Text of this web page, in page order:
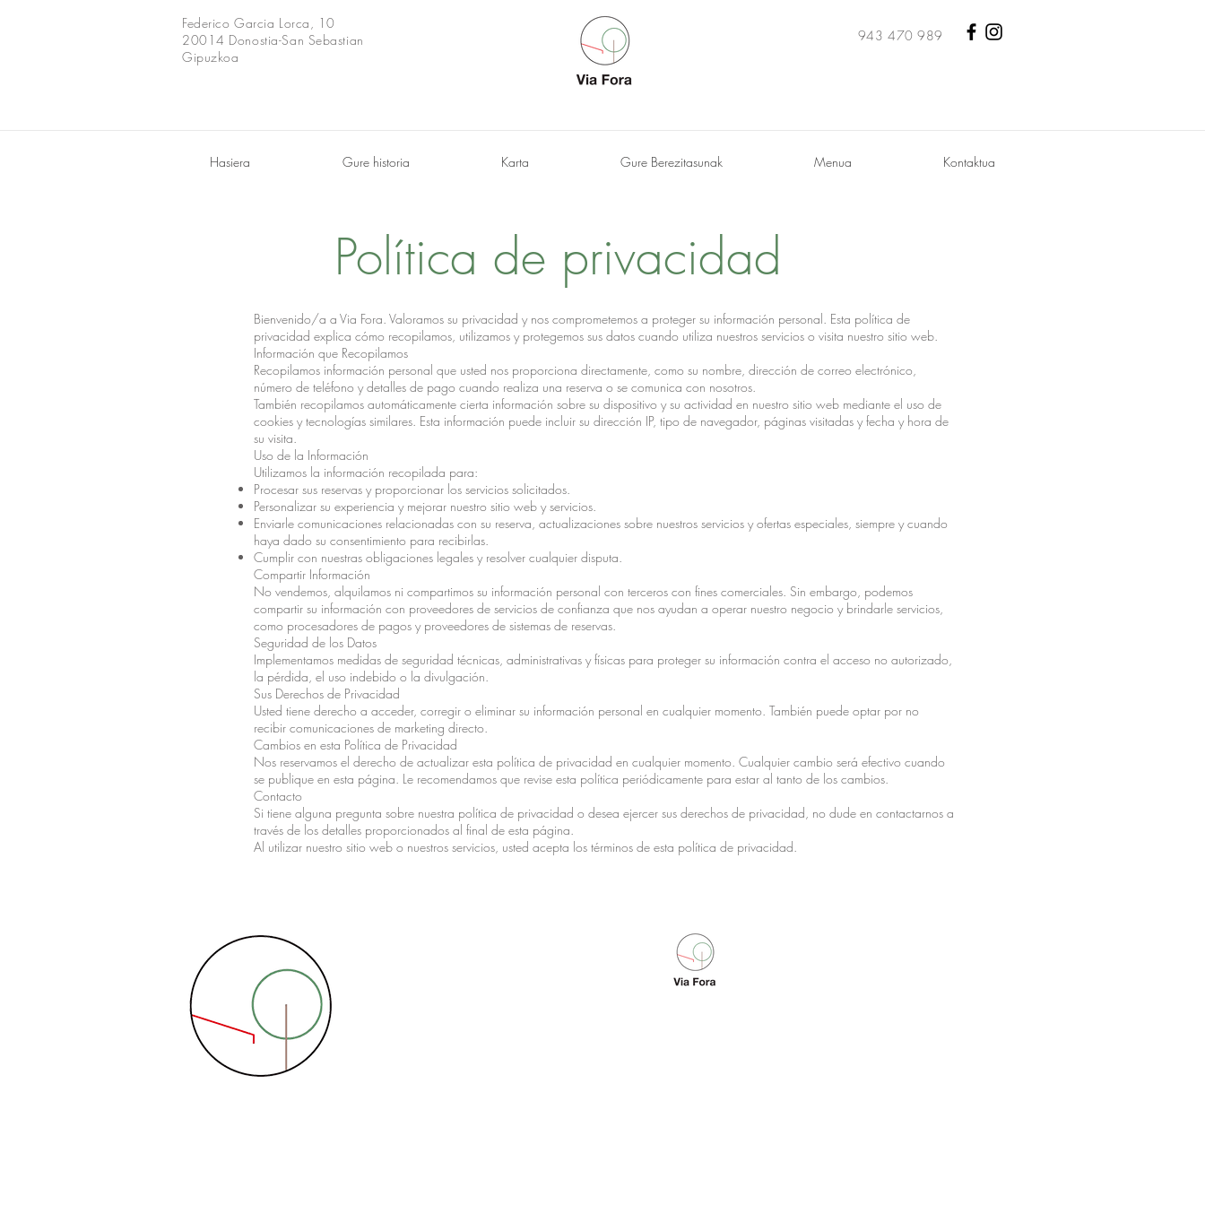
Federico Garcia Lorca, 10
20014 Donostia-San Sebastian
Gipuzkoa
943 470 989
Hasiera Gure historia Karta Gure Berezitasunak Menua Kontaktua
Política de privacidad
Bienvenido/a a Via Fora. Valoramos su privacidad y nos comprometemos a proteger su información personal. Esta política de
privacidad explica cómo recopilamos, utilizamos y protegemos sus datos cuando utiliza nuestros servicios o visita nuestro sitio web.
Información que Recopilamos
Recopilamos información personal que usted nos proporciona directamente, como su nombre, dirección de correo electrónico,
número de teléfono y detalles de pago cuando realiza una reserva o se comunica con nosotros.
También recopilamos automáticamente cierta información sobre su dispositivo y su actividad en nuestro sitio web mediante el uso de
cookies y tecnologías similares. Esta información puede incluir su dirección IP, tipo de navegador, páginas visitadas y fecha y hora de
su visita.
Uso de la Información
Utilizamos la información recopilada para:
Procesar sus reservas y proporcionar los servicios solicitados.
Personalizar su experiencia y mejorar nuestro sitio web y servicios.
Enviarle comunicaciones relacionadas con su reserva, actualizaciones sobre nuestros servicios y ofertas especiales, siempre y cuando
haya dado su consentimiento para recibirlas.
Cumplir con nuestras obligaciones legales y resolver cualquier disputa.
Compartir Información
No vendemos, alquilamos ni compartimos su información personal con terceros con fines comerciales. Sin embargo, podemos
compartir su información con proveedores de servicios de confianza que nos ayudan a operar nuestro negocio y brindarle servicios,
como procesadores de pagos y proveedores de sistemas de reservas.
Seguridad de los Datos
Implementamos medidas de seguridad técnicas, administrativas y físicas para proteger su información contra el acceso no autorizado,
la pérdida, el uso indebido o la divulgación.
Sus Derechos de Privacidad
Usted tiene derecho a acceder, corregir o eliminar su información personal en cualquier momento. También puede optar por no
recibir comunicaciones de marketing directo.
Cambios en esta Política de Privacidad
Nos reservamos el derecho de actualizar esta política de privacidad en cualquier momento. Cualquier cambio será efectivo cuando
se publique en esta página. Le recomendamos que revise esta política periódicamente para estar al tanto de los cambios.
Contacto
Si tiene alguna pregunta sobre nuestra política de privacidad o desea ejercer sus derechos de privacidad, no dude en contactarnos a
través de los detalles proporcionados al final de esta página.
Al utilizar nuestro sitio web o nuestros servicios, usted acepta los términos de esta política de privacidad.